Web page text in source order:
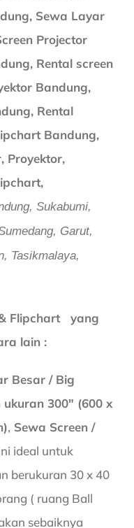
Sewa Layar
Projector
Rental screen
Bandung,
Rental
Bandung,
Proyektor,
Sukabumi,
Garut,
Tasikmalaya,
& Flipchart yang
lain :
Besar / Big
ukuran 300″ (600 x
, Sewa Screen /
ideal untuk
berukuran 30 x 40
( ruang Ball
sebaiknya